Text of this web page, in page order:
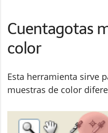
Cuentagotas
color
Esta herramienta sirve
muestras de color